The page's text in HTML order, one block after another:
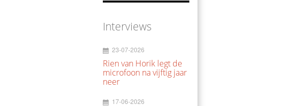
Interviews
23-07-2026
Rien van Horik legt de
microfoon na vijftig jaar
neer
17-06-2026